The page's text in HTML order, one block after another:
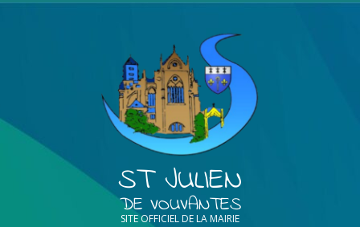
ST JULIEN
DE VOUVANTES
SITE OFFICIEL DE LA MAIRIE